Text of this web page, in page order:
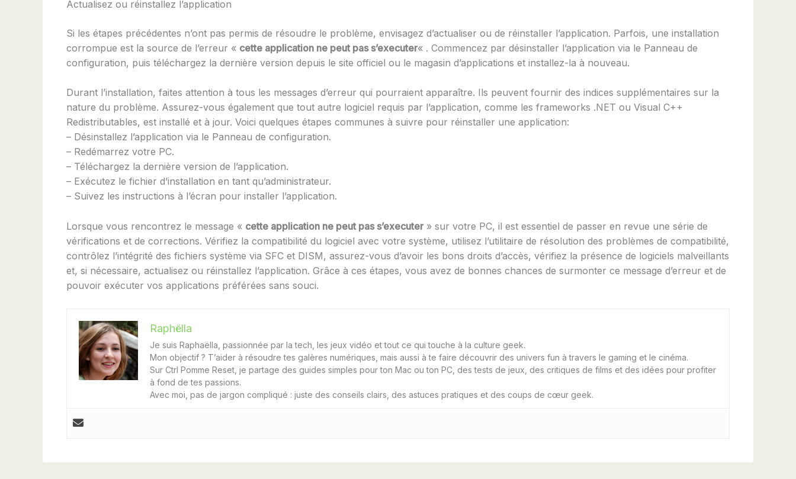
Actualisez ou réinstallez l’application
Si les étapes précédentes n’ont pas permis de résoudre le problème, envisagez d’actualiser ou de réinstaller l’application. Parfois, une installation
corrompue est la source de l’erreur « cette application ne peut pas s’executer« . Commencez par désinstaller l’application via le Panneau de
configuration, puis téléchargez la dernière version depuis le site officiel ou le magasin d’applications et installez-la à nouveau.
Durant l’installation, faites attention à tous les messages d’erreur qui pourraient apparaître. Ils peuvent fournir des indices supplémentaires sur la
nature du problème. Assurez-vous également que tout autre logiciel requis par l’application, comme les frameworks .NET ou Visual C++
Redistributables, est installé et à jour. Voici quelques étapes communes à suivre pour réinstaller une application:
– Désinstallez l’application via le Panneau de configuration.
– Redémarrez votre PC.
– Téléchargez la dernière version de l’application.
– Exécutez le fichier d’installation en tant qu’administrateur.
– Suivez les instructions à l’écran pour installer l’application.
Lorsque vous rencontrez le message « cette application ne peut pas s’executer » sur votre PC, il est essentiel de passer en revue une série de
vérifications et de corrections. Vérifiez la compatibilité du logiciel avec votre système, utilisez l’utilitaire de résolution des problèmes de compatibilité,
contrôlez l’intégrité des fichiers système via SFC et DISM, assurez-vous d’avoir les bons droits d’accès, vérifiez la présence de logiciels malveillants
et, si nécessaire, actualisez ou réinstallez l’application. Grâce à ces étapes, vous avez de bonnes chances de surmonter ce message d’erreur et de
pouvoir exécuter vos applications préférées sans souci.
Raphëlla
Je suis Raphaëlla, passionnée par la tech, les jeux vidéo et tout ce qui touche à la culture geek.
Mon objectif ? T’aider à résoudre tes galères numériques, mais aussi à te faire découvrir des univers fun à travers le gaming et le cinéma.
Sur Ctrl Pomme Reset, je partage des guides simples pour ton Mac ou ton PC, des tests de jeux, des critiques de films et des idées pour profiter
à fond de tes passions.
Avec moi, pas de jargon compliqué : juste des conseils clairs, des astuces pratiques et des coups de cœur geek.